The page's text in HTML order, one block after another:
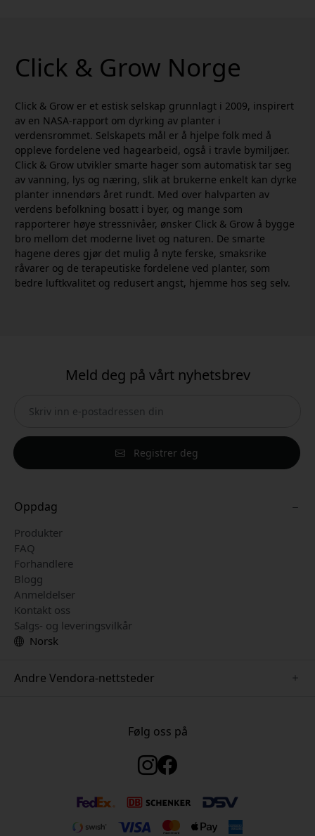
Click & Grow Norge
Click & Grow er et estisk selskap grunnlagt i 2009, inspirert
av en NASA-rapport om dyrking av planter i
verdensrommet. Selskapets mål er å hjelpe folk med å
oppleve fordelene ved hagearbeid, også i travle bymiljøer.
Click & Grow utvikler smarte hager som automatisk tar seg
av vanning, lys og næring, slik at brukerne enkelt kan dyrke
planter innendørs året rundt. Med over halvparten av
verdens befolkning bosatt i byer, og mange som
rapporterer høye stressnivåer, ønsker Click & Grow å bygge
bro mellom det moderne livet og naturen. De smarte
hagene deres gjør det mulig å nyte ferske, smaksrike
råvarer og de terapeutiske fordelene ved planter, som
bedre luftkvalitet og redusert angst, hjemme hos seg selv.
Meld deg på vårt nyhetsbrev
Registrer deg
Oppdag
Produkter
FAQ
Forhandlere
Blogg
Anmeldelser
Kontakt oss
Salgs- og leveringsvilkår
Norsk
Andre Vendora-nettsteder
www.plaud.se
Følg oss på